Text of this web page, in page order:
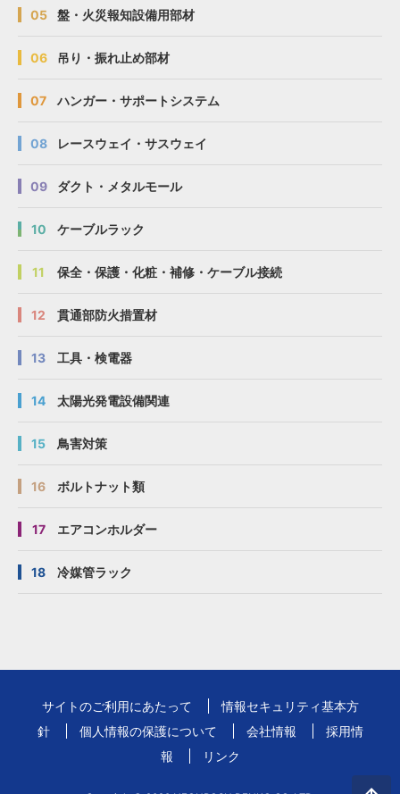
05 盤・火災報知設備用部材
06 吊り・振れ止め部材
07 ハンガー・サポートシステム
08 レースウェイ・サスウェイ
09 ダクト・メタルモール
10 ケーブルラック
11 保全・保護・化粧・補修・ケーブル接続
12 貫通部防火措置材
13 工具・検電器
14 太陽光発電設備関連
15 鳥害対策
16 ボルトナット類
17 エアコンホルダー
18 冷媒管ラック
サイトのご利用にあたって
情報セキュリティ基本方
針
個人情報の保護について 会社情報
採用情
報
リンク